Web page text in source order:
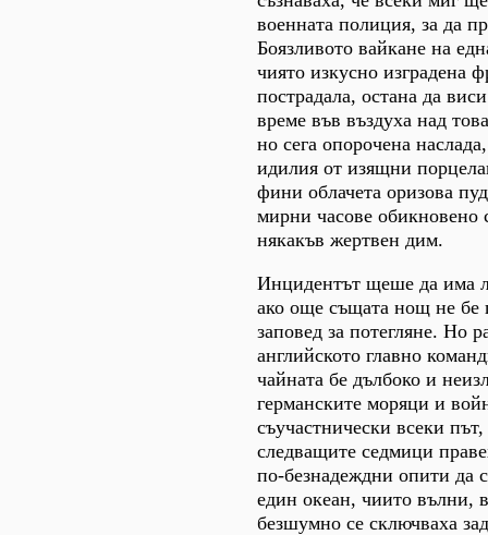
военната полиция, за да
Боязливото вайкане на
чиято изкусно изградена
пострадала, остана да
време във въздуха над
но сега опорочена
идилия от изящни
фини облачета оризова
мирни часове обикновено
някакъв жертвен дим.
Инцидентът щеше да има
ако още същата нощ не бе
заповед за потегляне. Но
английското главно
чайната бе дълбоко и
германските моряци и
съучастнически всеки път,
следващите седмици
по-безнадеждни опити да
един океан, чиито вълни,
безшумно се сключваха